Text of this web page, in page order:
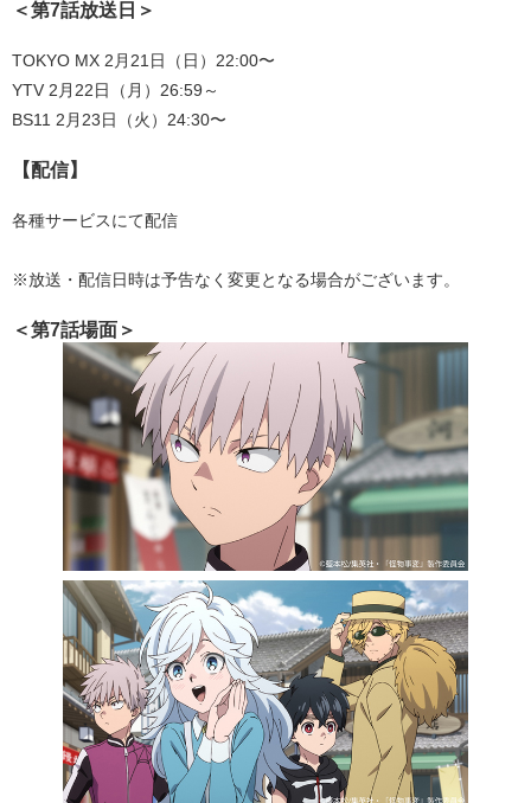
＜第7話放送日＞
TOKYO MX 2月21日（日）22:00〜
YTV 2月22日（月）26:59～
BS11 2月23日（火）24:30〜
【配信】
各種サービスにて配信
※放送・配信日時は予告なく変更となる場合がございます。
＜第7話場面＞